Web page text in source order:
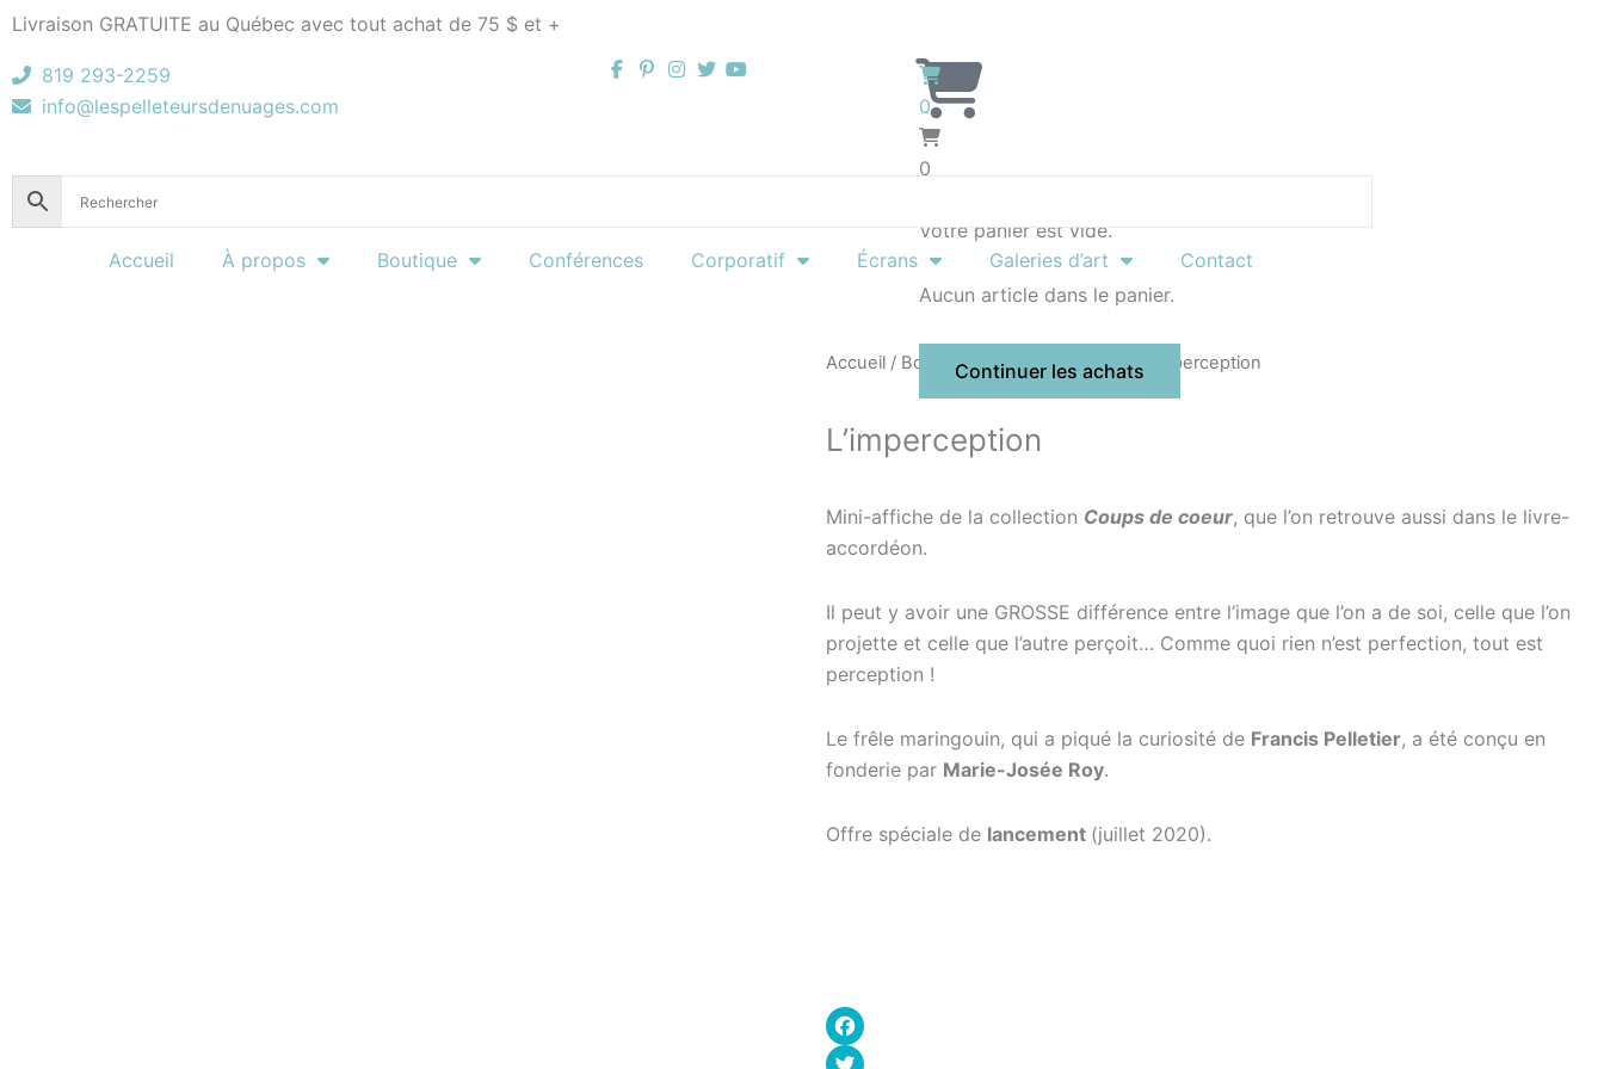
Aller
contenu
Livraison GRATUITE au Québec avec tout achat de 75 $ et +
819 293-2259
info@lespelleteursdenuages.com
0
0
Votre panier est vide.
Aucun article dans le panier.
Continuer les achats
Accueil À propos Boutique Conférences Corporatif Écrans Galeries d’art Contact
Accueil / Boutique/Coups de coeur/ L’imperception
L’imperception
Mini-affiche de la collection Coups de coeur, que l’on retrouve aussi dans le livre-
accordéon.
Il peut y avoir une GROSSE différence entre l’image que l’on a de soi, celle que l’on
projette et celle que l’autre perçoit… Comme quoi rien n’est perfection, tout est
perception !
Le frêle maringouin, qui a piqué la curiosité de Francis Pelletier, a été conçu en
fonderie par Marie-Josée Roy.
Offre spéciale de lancement (juillet 2020).